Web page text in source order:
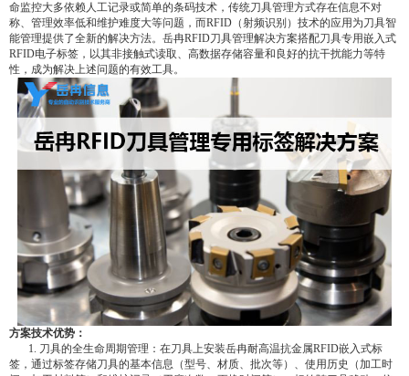
命监控大多依赖人工记录或简单的条码技术，传统刀具管理方式存在信息不对
称、管理效率低和维护难度大等问题，而RFID（射频识别）技术的应用为刀具智
能管理提供了全新的解决方法。岳冉RFID刀具管理解决方案搭配刀具专用嵌入式
RFID电子标签，以其非接触式读取、高数据存储容量和良好的抗干扰能力等特
性，成为解决上述问题的有效工具。
方案技术优势：
1. 刀具的全生命周期管理：在刀具上安装岳冉耐高温抗金属RFID嵌入式标
签，通过标签存储刀具的基本信息（型号、材质、批次等）、使用历史（加工时